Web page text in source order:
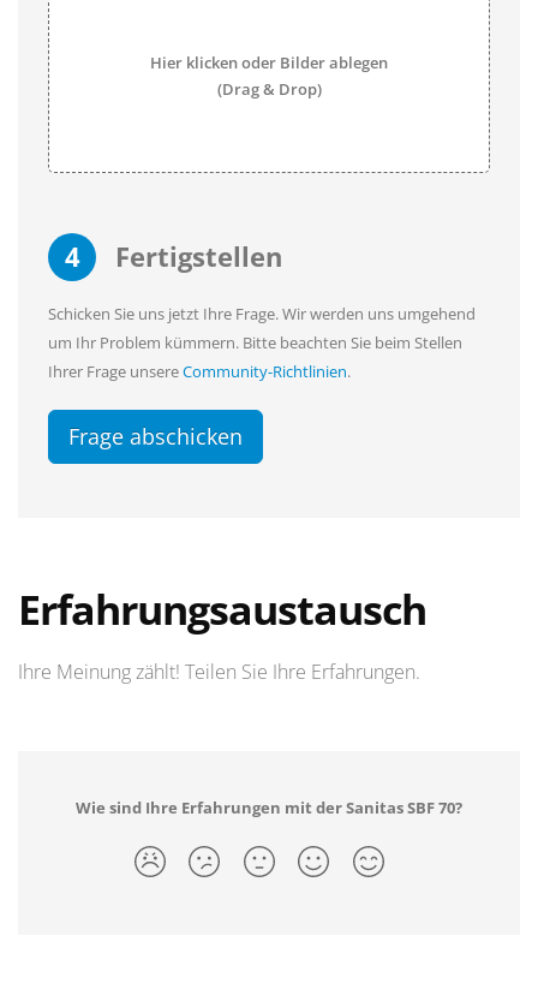
Hier klicken oder Bilder ablegen
(Drag & Drop)
4 Fertigstellen
Schicken Sie uns jetzt Ihre Frage. Wir werden uns umgehend
um Ihr Problem kümmern. Bitte beachten Sie beim Stellen
Ihrer Frage unsereCommunity-Richtlinien.
Frage abschicken
Erfahrungsaustausch
Ihre Meinung zählt! Teilen Sie Ihre Erfahrungen.
Wie sind Ihre Erfahrungen mit der Sanitas SBF 70?